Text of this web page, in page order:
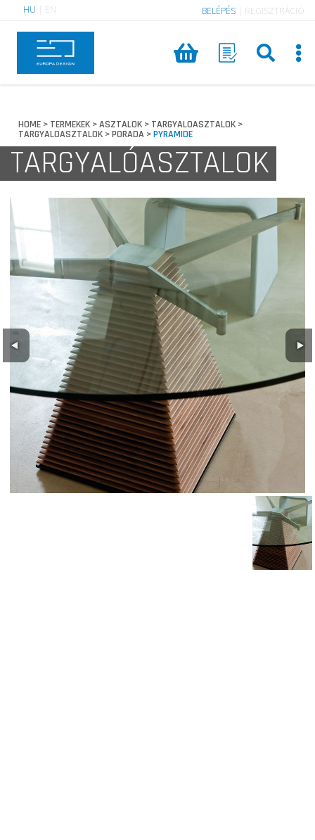
HU EN BELÉPÉS REGISZTRÁCIÓ
HOME > TERMEKEK >ASZTALOK > TARGYALOASZTALOK >
TARGYALOASZTALOK >PORADA >PYRAMIDE
TARGYALÓASZTALOK